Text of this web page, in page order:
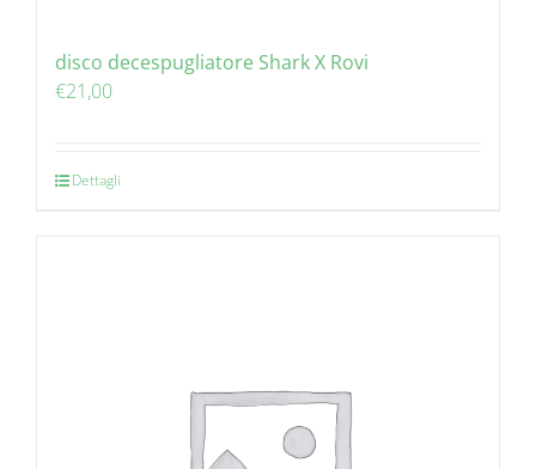
disco decespugliatore Shark X Rovi
€21,00
Dettagli